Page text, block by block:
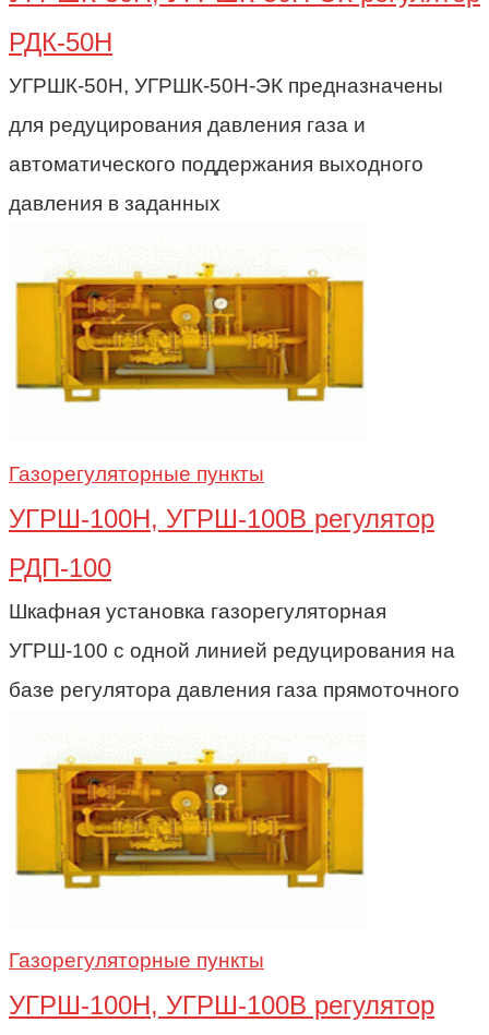
РДК-50Н
УГРШК-50Н, УГРШК-50Н-ЭК предназначены
для редуцирования давления газа и
автоматического поддержания выходного
давления в заданных
Газорегуляторные пункты
УГРШ-100Н, УГРШ-100В регулятор
РДП-100
Шкафная установка газорегуляторная
УГРШ-100 с одной линией редуцирования на
базе регулятора давления газа прямоточного
Газорегуляторные пункты
УГРШ-100Н, УГРШ-100В регулятор